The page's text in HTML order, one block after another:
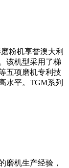
粉机享誉澳大利
该机型采用了梯
五项磨机专利技
水平。TGM系列
磨机生产经验，